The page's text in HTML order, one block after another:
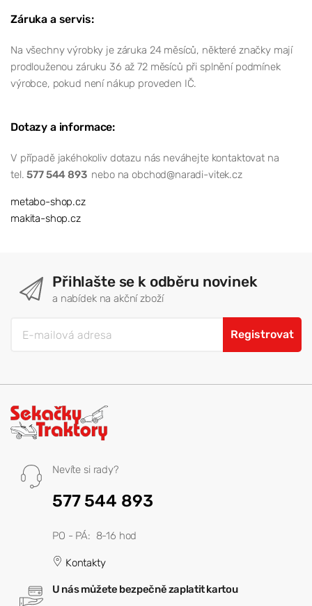
Záruka a servis:
Na všechny výrobky je záruka 24 měsíců, některé značky mají
prodlouženou záruku 36 až 72 měsíců při splnění podmínek
výrobce, pokud není nákup proveden IČ.
Dotazy a informace:
V případě jakéhokoliv dotazu nás neváhejte kontaktovat na
tel.577 544 893 nebo na obchod@naradi-vitek.cz
metabo-shop.cz
makita-shop.cz
Přihlašte se k odběru novinek
a nabídek na akční zboží
Registrovat
Nevíte si rady?
577 544 893
PO - PÁ: 8-16 hod
Kontakty
U nás můžete bezpečně zaplatit kartou